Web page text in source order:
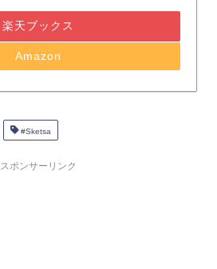
楽天ブックス
Amazon
#Sketsa
スポンサーリンク